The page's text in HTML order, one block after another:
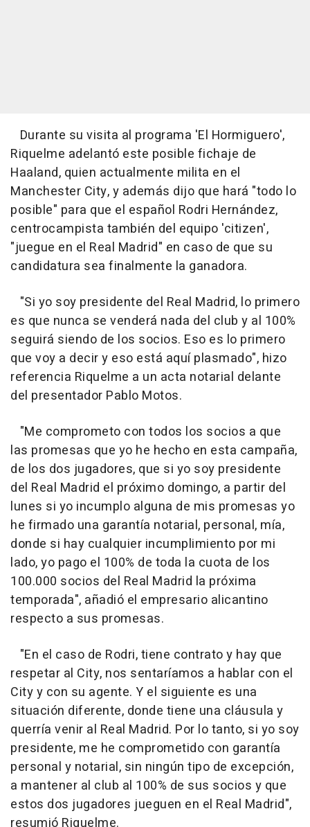
Durante su visita al programa 'El Hormiguero',
Riquelme adelantó este posible fichaje de
Haaland, quien actualmente milita en el
Manchester City, y además dijo que hará "todo lo
posible" para que el español Rodri Hernández,
centrocampista también del equipo 'citizen',
"juegue en el Real Madrid" en caso de que su
candidatura sea finalmente la ganadora.
"Si yo soy presidente del Real Madrid, lo primero
es que nunca se venderá nada del club y al 100%
seguirá siendo de los socios. Eso es lo primero
que voy a decir y eso está aquí plasmado", hizo
referencia Riquelme a un acta notarial delante
del presentador Pablo Motos.
"Me comprometo con todos los socios a que
las promesas que yo he hecho en esta campaña,
de los dos jugadores, que si yo soy presidente
del Real Madrid el próximo domingo, a partir del
lunes si yo incumplo alguna de mis promesas yo
he firmado una garantía notarial, personal, mía,
donde si hay cualquier incumplimiento por mi
lado, yo pago el 100% de toda la cuota de los
100.000 socios del Real Madrid la próxima
temporada", añadió el empresario alicantino
respecto a sus promesas.
"En el caso de Rodri, tiene contrato y hay que
respetar al City, nos sentaríamos a hablar con el
City y con su agente. Y el siguiente es una
situación diferente, donde tiene una cláusula y
querría venir al Real Madrid. Por lo tanto, si yo soy
presidente, me he comprometido con garantía
personal y notarial, sin ningún tipo de excepción,
a mantener al club al 100% de sus socios y que
estos dos jugadores jueguen en el Real Madrid",
resumió Riquelme.